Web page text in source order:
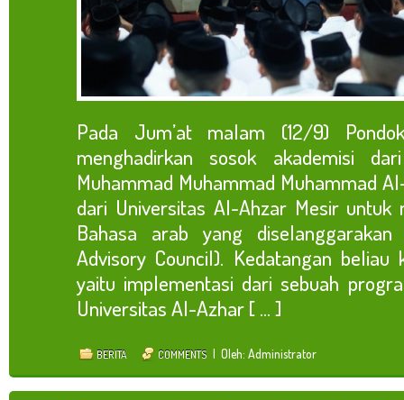
Pada Jum’at malam (12/9)
menghadirkan sosok akademisi
Muhammad Muhammad Muhammad
dari Universitas Al-Ahzar Mesir untuk
Bahasa arab yang
Advisory Council). Kedatangan beliau
yaitu implementasi dari sebuah
Universitas Al-Azhar [ ... ]
BERITA COMMENTS | Oleh: Administrator